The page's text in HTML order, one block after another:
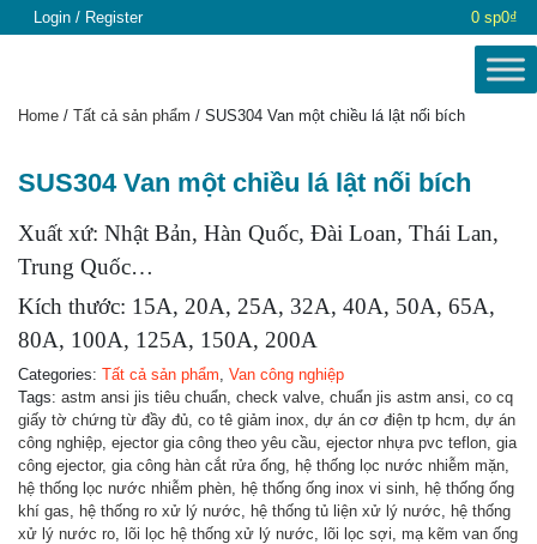
Login / Register 0 sp0₫
Home / Tất cả sản phẩm / SUS304 Van một chiều lá lật nối bích
SUS304 Van một chiều lá lật nối bích
Xuất xứ: Nhật Bản, Hàn Quốc, Đài Loan, Thái Lan,
Trung Quốc…
Kích thước: 15A, 20A, 25A, 32A, 40A, 50A, 65A,
80A, 100A, 125A, 150A, 200A
Categories: Tất cả sản phẩm, Van công nghiệp
Tags: astm ansi jis tiêu chuẩn, check valve, chuẩn jis astm ansi, co cq
giấy tờ chứng từ đầy đủ, co tê giảm inox, dự án cơ điện tp hcm, dự án
công nghiệp, ejector gia công theo yêu cầu, ejector nhựa pvc teflon, gia
công ejector, gia công hàn cắt rửa ống, hệ thống lọc nước nhiễm mặn,
hệ thống lọc nước nhiễm phèn, hệ thống ống inox vi sinh, hệ thống ống
khí gas, hệ thống ro xử lý nước, hệ thống tủ liện xử lý nước, hệ thống
xử lý nước ro, lõi lọc hệ thống xử lý nước, lõi lọc sợi, mạ kẽm van ống